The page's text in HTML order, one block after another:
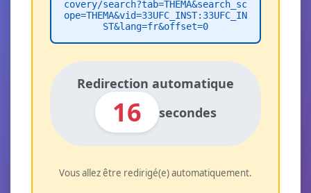
covery/search?tab=THEMA&search_sc
ope=THEMA&vid=33UFC_INST:33UFC_IN
ST&lang=fr&offset=0
Redirection automatique
16 secondes
Vous allez être redirigé(e) automatiquement.